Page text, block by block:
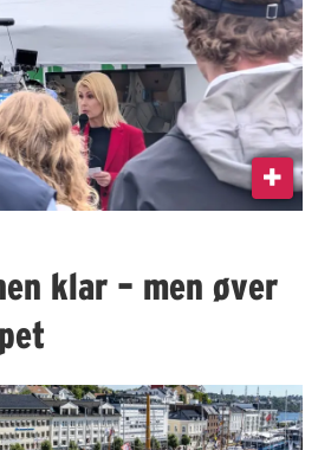
klar – men øver